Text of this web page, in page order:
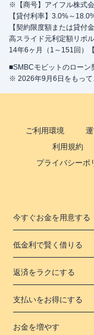
※【商号】アイフル株式
【貸付利率】3.0%～
【契約限度額または貸付
高スライド元利定額リボ
14年6ヶ月（1～151回）
■SMBCモビットのローン
※ 2026年9月6日をもって
ご利用環境
利用規約
プライバシーポ
今すぐお金を用意する
低金利で賢く借りる
返済をラクにする
支払いをお得にする
お金を増やす